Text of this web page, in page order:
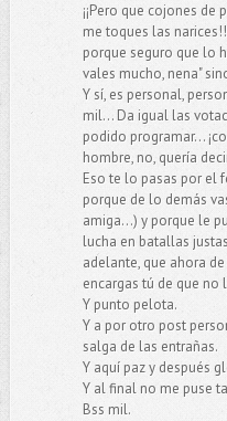
¡¡Pero que cojones
me toques las
porque seguro que lo
vales mucho, nena"
Y sí, es personal,
mil... Da igual las
podido programar...
hombre, no, quería
Eso te lo pasas por el
porque de lo demás
amiga...) y porque le
lucha en batallas
adelante, que ahora
encargas tú de que no
Y punto pelota.
Y a por otro post
salga de las entrañas.
Y aquí paz y después
Y al final no me puse
Bss mil.